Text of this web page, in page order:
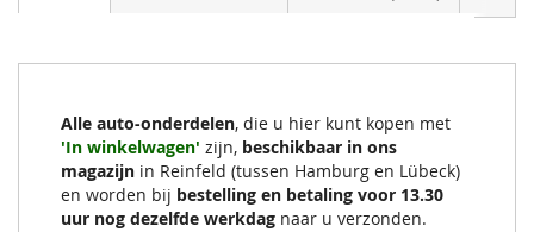
Alle auto-onderdelen, die u hier kunt kopen met
'In winkelwagen' zijn, beschikbaar in ons
magazijn in Reinfeld (tussen Hamburg en Lübeck)
en worden bij bestelling en betaling voor 13.30
uur nog dezelfde werkdag naar u verzonden.